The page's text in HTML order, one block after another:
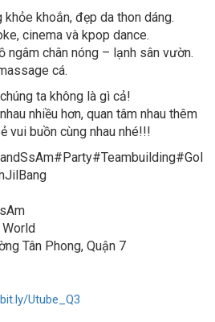
khoắn, đẹp da thon dáng.
cinema và kpop dance.
ngâm chân nóng – lạnh sân vườn.
cá.
ta không là gì cả!
nhiều hơn, quan tâm nhau thêm
vui buồn cùng nhau nhé!!!
#Party#Teambuilding#Gol
Tân Phong, Quận 7
Utube_Q3